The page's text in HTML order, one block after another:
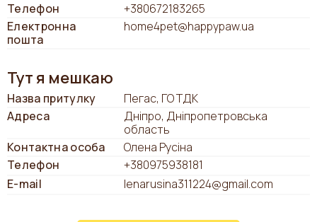
Телефон
+380672183265
Електронна
пошта
home4pet@happypaw.ua
Тут я мешкаю
Назва притулку
Пегас, ГО ТДК
Адреса
Дніпро, Дніпропетровська
область
Контактна особа
Олена Русіна
Телефон
+380975938181
E-mail
lenarusina311224@gmail.com